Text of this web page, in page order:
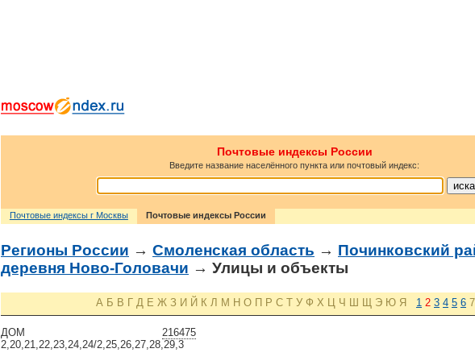
Почтовые индексы России
Введите название населённого пункта или почтовый индекс:
Почтовые индексы г Москвы Почтовые индексы России
Регионы России → Смоленская область → Починковский
деревня Ново-Головачи → Улицы и объекты
А Б В Г Д Е Ж З И Й К Л М Н О П Р С Т У Ф Х Ц Ч Ш Щ Э Ю Я 1 2 3 4 5 6 7
216475
ДОМ
2,20,21,22,23,24,24/2,25,26,27,28,29,3